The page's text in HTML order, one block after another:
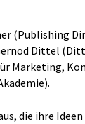
(Publishing
Dittel
Marketing,
die ihre